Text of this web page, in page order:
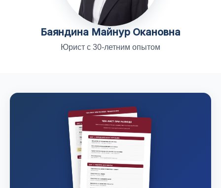
Баяндина Майнур Окановна
Юрист с 30-летним опытом